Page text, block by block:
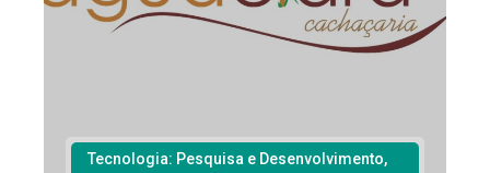
Tecnologia: Pesquisa e Desenvolvimento,